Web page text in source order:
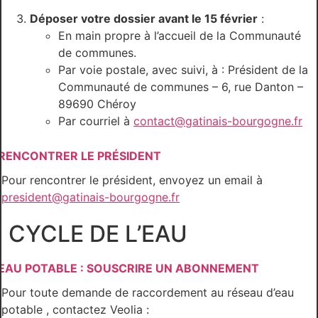
Déposer votre dossier avant le 15 février :
En main propre à l’accueil de la Communauté
de communes.
Par voie postale, avec suivi, à : Président de la
Communauté de communes – 6, rue Danton –
89690 Chéroy
Par courriel à contact@gatinais-bourgogne.fr
LE PRÉSIDENT
Pour rencontrer le président, envoyez un email à
president@gatinais-bourgogne.fr
CYCLE DE L’EAU
POTABLE : SOUSCRIRE UN ABONNEMENT
Pour toute demande de raccordement au réseau d’eau
potable , contactez Veolia :